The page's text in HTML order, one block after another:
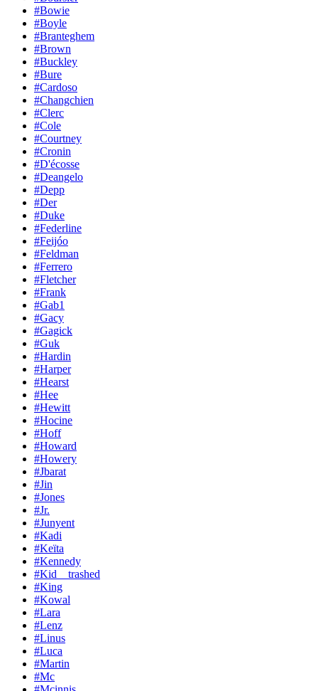
#Bowie
#Boyle
#Branteghem
#Brown
#Buckley
#Bure
#Cardoso
#Changchien
#Clerc
#Cole
#Courtney
#Cronin
#D'écosse
#Deangelo
#Depp
#Der
#Duke
#Federline
#Feijóo
#Feldman
#Ferrero
#Fletcher
#Frank
#Gab1
#Gacy
#Gagick
#Guk
#Hardin
#Harper
#Hearst
#Hee
#Hewitt
#Hocine
#Hoff
#Howard
#Howery
#Jbarat
#Jin
#Jones
#Jr.
#Junyent
#Kadi
#Keïta
#Kennedy
#Kid__trashed
#King
#Kowal
#Lara
#Lenz
#Linus
#Luca
#Martin
#Mc